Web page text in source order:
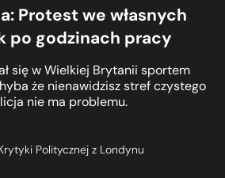
Protest we własnych
po godzinach pracy
się w Wielkiej Brytanii sportem
że nienawidzisz stref czystego
nie ma problemu.
Politycznej z Londynu